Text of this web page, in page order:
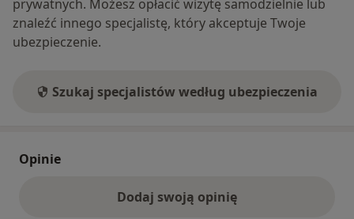
prywatnych. Możesz opłacić wizytę samodzielnie lub
znaleźć innego specjalistę, który akceptuje Twoje
ubezpieczenie.
Szukaj specjalistów według ubezpieczenia
Opinie
Dodaj swoją opinię